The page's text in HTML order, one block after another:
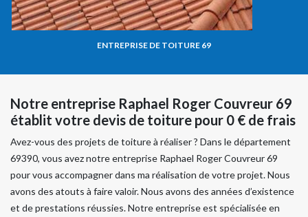
ENTREPRISE DE TOITURE 69
Notre entreprise Raphael Roger Couvreur 69
établit votre devis de toiture pour 0 € de frais
Avez-vous des projets de toiture à réaliser ? Dans le département
69390, vous avez notre entreprise Raphael Roger Couvreur 69
pour vous accompagner dans ma réalisation de votre projet. Nous
avons des atouts à faire valoir. Nous avons des années d’existence
et de prestations réussies. Notre entreprise est spécialisée en